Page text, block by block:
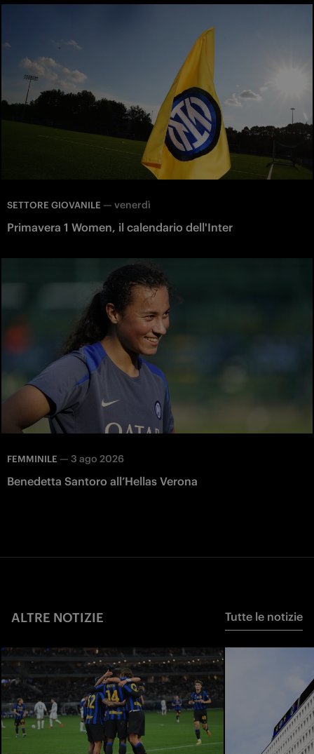
SETTORE GIOVANILE — venerdì
Primavera 1 Women, il calendario dell'Inter
FEMMINILE — 3 ago 2026
Benedetta Santoro all’Hellas Verona
ALTRE NOTIZIE Tutte le notizie